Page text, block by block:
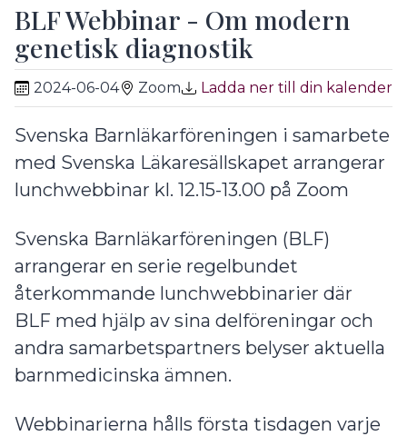
BLF Webbinar - Om modern
genetisk diagnostik
2024-06-04 Zoom Ladda ner till din kalender
Svenska Barnläkarföreningen i samarbete
med Svenska Läkaresällskapet arrangerar
lunchwebbinar kl. 12.15-13.00 på Zoom
Svenska Barnläkarföreningen (BLF)
arrangerar en serie regelbundet
återkommande lunchwebbinarier där
BLF med hjälp av sina delföreningar och
andra samarbetspartners belyser aktuella
barnmedicinska ämnen.
Webbinarierna hålls första tisdagen varje